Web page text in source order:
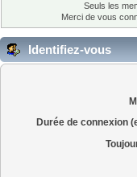
Seuls les
Merci de vous
Identifiez-vous
Durée de connexion